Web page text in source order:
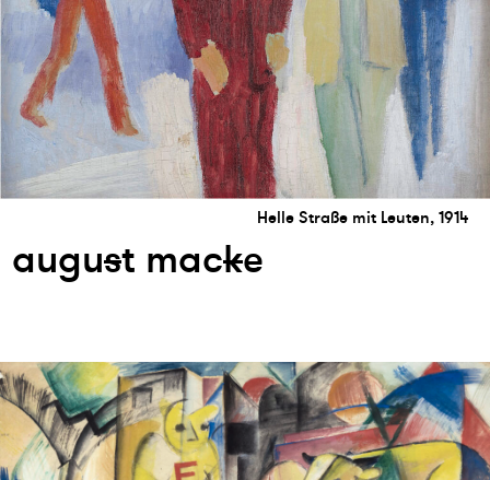
Helle Straße mit Leuten, 1914
august macke